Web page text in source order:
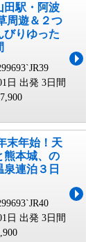
田駅・阿波
周遊＆２つ
びりゆった
日 出発 3日間
末年始！天
熊本城、の
連泊３日
日 出発 3日間